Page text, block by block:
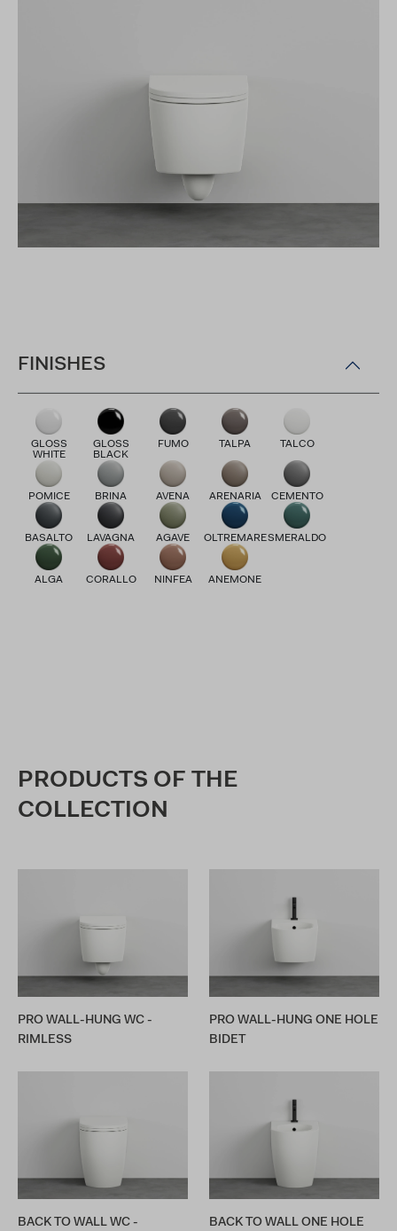
FINISHES
GLOSS
WHITE
GLOSS
BLACK
FUMO TALPA TALCO
POMICE BRINA AVENA ARENARIA CEMENTO
BASALTO LAVAGNA AGAVE OLTREMARESMERALDO
ALGA CORALLO NINFEA ANEMONE
PRODUCTS OF THE
COLLECTION
PRO WALL-HUNG WC -
RIMLESS
PRO WALL-HUNG ONE HOLE
BIDET
BACK TO WALL WC -
BACK TO WALL ONE HOLE